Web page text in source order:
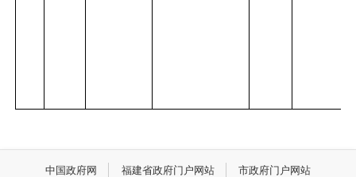
中国政府网 福建省政府门户网站
市政府门户网站